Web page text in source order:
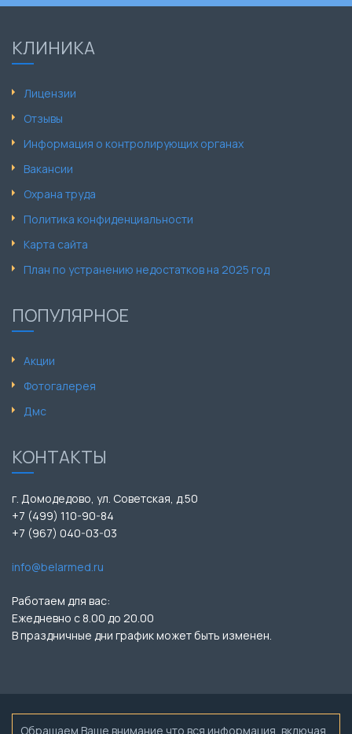
КЛИНИКА
Лицензии
Отзывы
Информация о контролирующих органах
Вакансии
Охрана труда
Политика конфиденциальности
Карта сайта
План по устранению недостатков на 2025 год
ПОПУЛЯРНОЕ
Акции
Фотогалерея
Дмс
КОНТАКТЫ
г. Домодедово, ул. Советская, д.50
+7 (499) 110-90-84
+7 (967) 040-03-03
info@belarmed.ru
Работаем для вас:
Ежедневно с 8.00 до 20.00
В праздничные дни график может быть изменен.
Обращаем Ваше внимание что вся информация, включая